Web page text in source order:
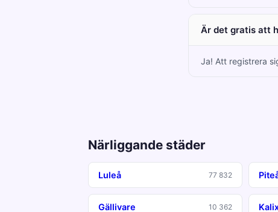
Är det gratis att
Ja! Att registrera
Närliggande städer
Luleå 77 832
Gällivare 10 362